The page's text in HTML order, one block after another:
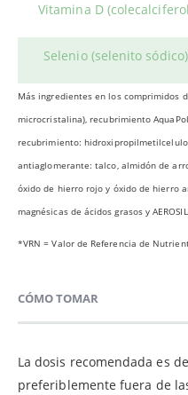
Vitamina D
Selenio (selenito sódico)
Más ingredientes en los comprimidos
microcristalina), recubrimiento
recubrimiento:
antiaglomerante: talco, almidón de
óxido de hierro rojo y óxido de hierro
magnésicas de ácidos grasos y AEROSIL
*VRN = Valor de Referencia de
CÓMO TOMAR
La dosis recomendada es de
preferiblemente fuera de